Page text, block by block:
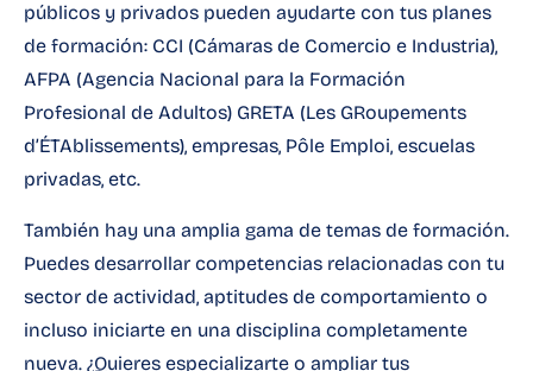
públicos y privados pueden ayudarte con tus planes
de formación: CCI (Cámaras de Comercio e Industria),
AFPA (Agencia Nacional para la Formación
Profesional de Adultos) GRETA (Les GRoupements
d’ÉTAblissements), empresas, Pôle Emploi, escuelas
privadas, etc.
También hay una amplia gama de temas de formación.
Puedes desarrollar competencias relacionadas con tu
sector de actividad, aptitudes de comportamiento o
incluso iniciarte en una disciplina completamente
nueva. ¿Quieres especializarte o ampliar tus